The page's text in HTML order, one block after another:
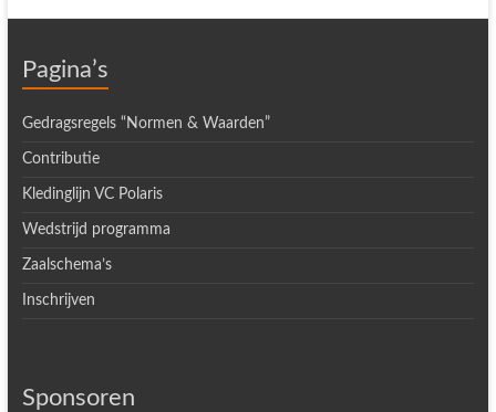
Pagina’s
Gedragsregels “Normen & Waarden”
Contributie
Kledinglijn VC Polaris
Wedstrijd programma
Zaalschema’s
Inschrijven
Sponsoren